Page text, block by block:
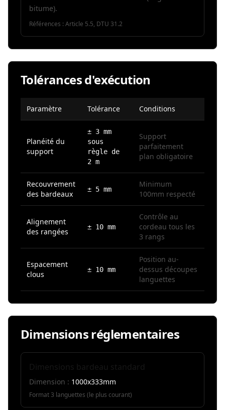
bitume).
Références : Article 5.5, DTU 31.2
Tolérances d'exécution
Paramètre Tolérance Conditions
Planéité du
support
± 3 mm
sous
règle de
2 m
Support
parfaitement
plan obligatoire
Recouvrement
des bardeaux
± 5 mm
Minimum
100mm respecté
Alignement
des rangées
± 10 mm
Contrôle au
cordeau tous les
3 rangs
Espacement
clous
± 10 mm
Position au-
dessus découpes
languettes
Dimensions réglementaires
Dimension : 1000x333mm
Format 3 languettes (le plus courant)